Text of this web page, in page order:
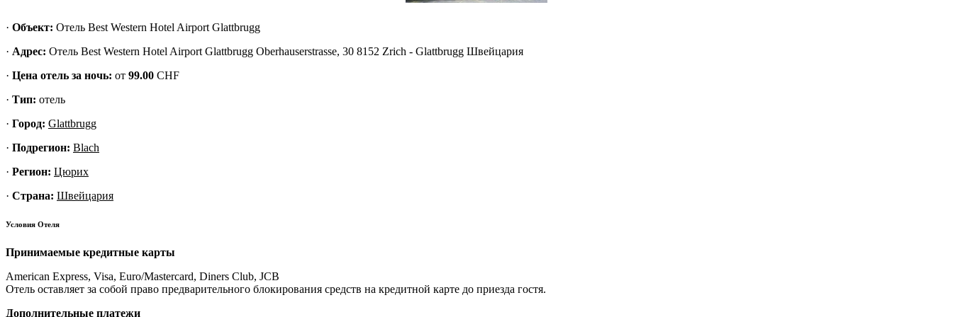
· Объект: Отель Best Western Hotel Airport Glattbrugg
· Адрес: Отель Best Western Hotel Airport Glattbrugg Oberhauserstrasse, 30 8152 Zrich - Glattbrugg Швейцария
· Цена отель за ночь: от 99.00 CHF
· Тип: отель
· Город: Glattbrugg
· Подрегион: Blach
· Регион: Цюрих
· Страна: Швейцария
Условия Отеля
Принимаемые кредитные карты
American Express, Visa, Euro/Mastercard, Diners Club, JCB
Отель оставляет за собой право предварительного блокирования средств на кредитной карте до приезда гостя.
Дополнительные платежи